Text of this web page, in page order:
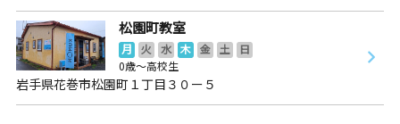
松園町教室
月 火 水 木 金 土
日
0歳～高校生
岩手県花巻市松園町１丁目３０ー５